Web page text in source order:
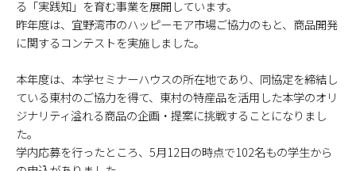
る「実践知」を育む事業を展開しています。
昨年度は、宜野湾市のハッピーモア市場ご協力のもと、商品開発
に関するコンテストを実施しました。
本年度は、本学セミナーハウスの所在地であり、同協定を締結し
ている東村のご協力を得て、東村の特産品を活用した本学のオリ
ジナリティ溢れる商品の企画・提案に挑戦することになりまし
た。
学内応募を行ったところ、5月12日の時点で102名もの学生から